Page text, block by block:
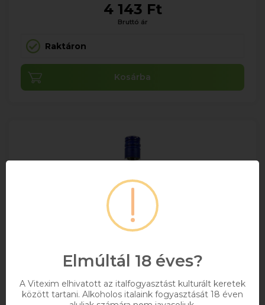
4 143 Ft
Bruttó ár
Raktáron
Kosárba
Elmúltál 18 éves?
A Vitexim elhivatott az italfogyasztást kulturált keretek
között tartani. Alkoholos italaink fogyasztását 18 éven